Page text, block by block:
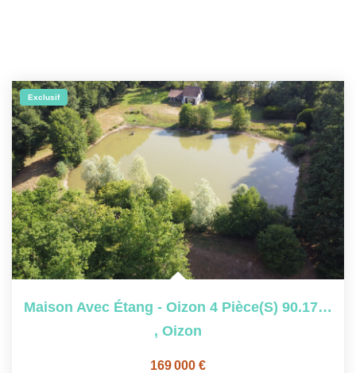
Exclusif
Maison Avec Étang - Oizon 4 Pièce(s) 90.17 M2
, Oizon
169 000 €